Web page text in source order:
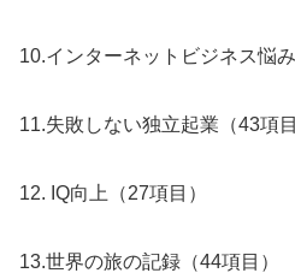
10.インターネットビジネス悩
11.失敗しない独立起業（43項目
12. IQ向上（27項目）
13.世界の旅の記録（44項目）